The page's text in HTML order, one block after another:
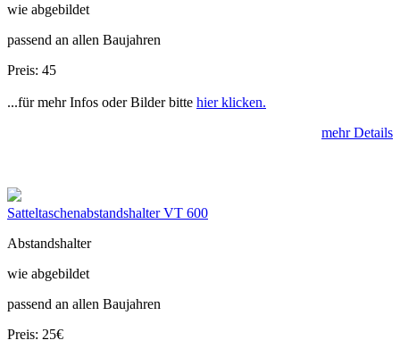
wie abgebildet
passend an allen Baujahren
Preis: 45
...für mehr Infos oder Bilder bitte hier klicken.
mehr Details
Satteltaschenabstandshalter VT 600
Abstandshalter
wie abgebildet
passend an allen Baujahren
Preis: 25€